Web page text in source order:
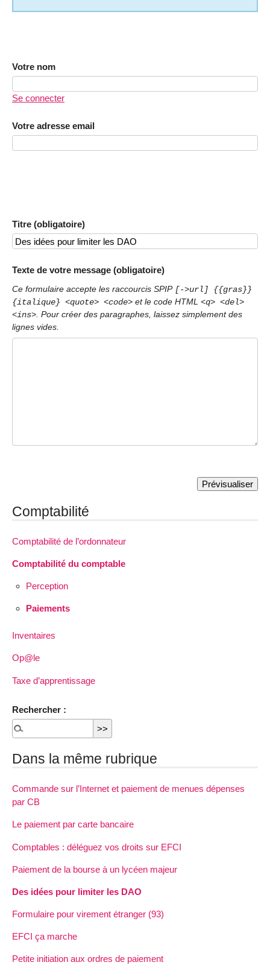
Votre nom
Se connecter
Votre adresse email
Titre (obligatoire)
Texte de votre message (obligatoire)
Ce formulaire accepte les raccourcis SPIP [->url] {{gras}}
{italique} <quote> <code> et le code HTML <q> <del>
<ins> . Pour créer des paragraphes, laissez simplement des
lignes vides.
Comptabilité
Comptabilité de l’ordonnateur
Comptabilité du comptable
Perception
Paiements
Inventaires
Op@le
Taxe d’apprentissage
Rechercher :
Dans la même rubrique
Commande sur l’Internet et paiement de menues dépenses
par CB
Le paiement par carte bancaire
Comptables : déléguez vos droits sur EFCI
Paiement de la bourse à un lycéen majeur
Des idées pour limiter les DAO
Formulaire pour virement étranger (93)
EFCI ça marche
Petite initiation aux ordres de paiement